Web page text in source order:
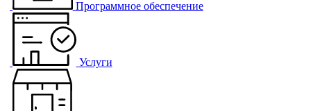
Программное обеспечение
Услуги